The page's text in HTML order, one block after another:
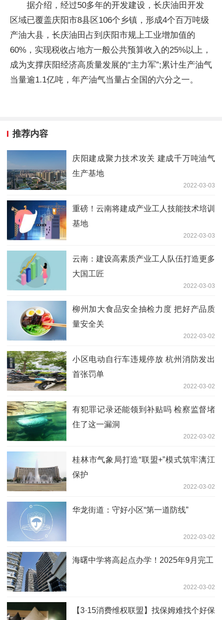
据介绍，经过50多年的开发建设，长庆油田开发
区域已覆盖庆阳市8县区106个乡镇，形成4个百万吨级
产油大县，长庆油田占到庆阳市规上工业增加值的
60%，实现税收占地方一般公共预算收入的25%以上，
成为支撑庆阳经济高质量发展的“主力军”;累计生产油气
当量逾1.1亿吨，年产油气当量占全国的六分之一。
推荐内容
庆阳建成聚力技术攻关 建成千万吨油气
生产基地
2022-03-03
重磅！云南将建成产业工人技能技术培训
基地
2022-03-03
云南：建设高素质产业工人队伍打造更多
大国工匠
2022-03-03
柳州加大食品安全抽检力度 把好产品质
量安全关
2022-03-02
小区电动自行车违规停放 杭州消防发出
首张罚单
2022-03-02
有犯罪记录还能领到补贴吗 检察监督堵
住了这一漏洞
2022-03-02
桂林市气象局打造“联盟+”模式筑牢漓江
保护
2022-03-02
华龙街道：守好小区“第一道防线”
2022-03-02
海曙中学将高起点办学！2025年9月完工
2022-03-02
【3·15消费维权联盟】找保姆难找个好保